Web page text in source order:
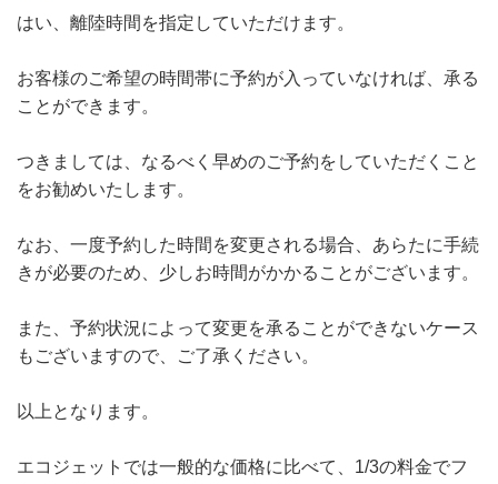
はい、離陸時間を指定していただけます。
お客様のご希望の時間帯に予約が入っていなければ、承る
ことができます。
つきましては、なるべく早めのご予約をしていただくこと
をお勧めいたします。
なお、一度予約した時間を変更される場合、あらたに手続
きが必要のため、少しお時間がかかることがございます。
また、予約状況によって変更を承ることができないケース
もございますので、ご了承ください。
以上となります。
エコジェットでは一般的な価格に比べて、1/3の料金でフ